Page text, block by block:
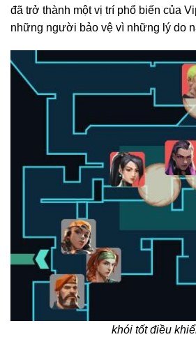
đã trở thành một vị trí phổ biến của
những người bảo vệ vì những lý do
khói tốt điều